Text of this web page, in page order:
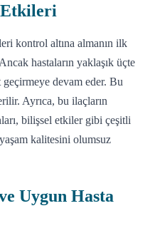
Etkileri
kontrol altına almanın ilk
hastaların yaklaşık üçte
devam eder. Bu
Ayrıca, bu ilaçların
bilişsel etkiler gibi çeşitli
kalitesini olumsuz
Uygun Hasta